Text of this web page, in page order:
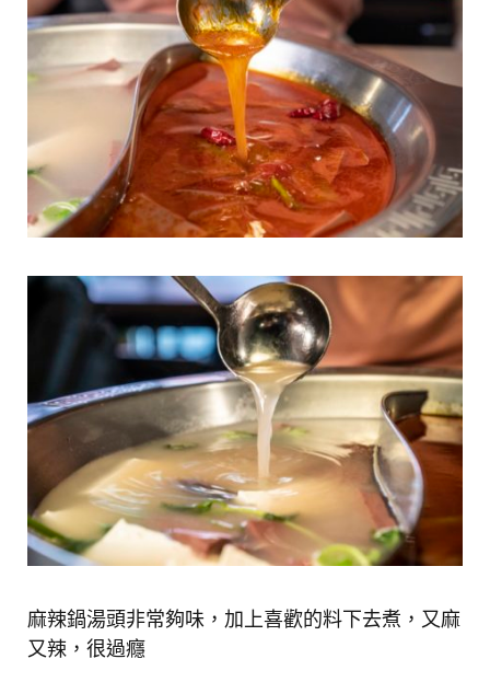
麻辣鍋湯頭非常夠味，加上喜歡的料下去煮，又麻
又辣，很過癮